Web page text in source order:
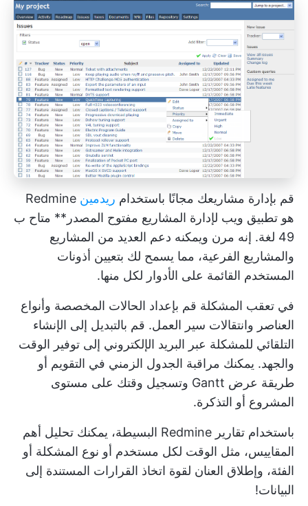
قم بإدارة مشاريعك مجانًا باستخدام ريدمين Redmine
هو تطبيق ويب لإدارة المشاريع مفتوح المصدر** متاح ب
49 لغة. إنه مرن ويمكنه دعم العديد من المشاريع
والمشاريع الفرعية، مما يسمح لك بتعيين أذونات
المستخدم القائمة على الأدوار لكل منها.
في تعقب المشكلة قم بإعداد الحالات المخصصة وأنواع
العناصر وانتقالات سير العمل. قم بالتبديل إلى الإنشاء
التلقائي للمشكلة عبر البريد الإلكتروني إلى توفير الوقت
والجهد. يمكنك مراقبة الجدول الزمني في التقويم أو
طريقة عرض Gantt وتسجيل وقتك على مستوى
المشروع أو التذكرة.
باستخدام تقارير Redmine البسيطة، يمكنك تحليل أهم
المقاييس، مثل الوقت لكل مستخدم أو نوع المشكلة أو
الفئة، وإطلاق العنان لقوة اتخاذ القرارات المستندة إلى
البيانات!